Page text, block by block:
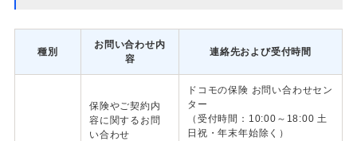
種別
お問い合わせ内
容
連絡先および受付時間
保険やご契約内
容に関するお問
い合わせ
ドコモの保険 お問い合わせセン
ター
（受付時間：10:00～18:00 土
日祝・年末年始除く）